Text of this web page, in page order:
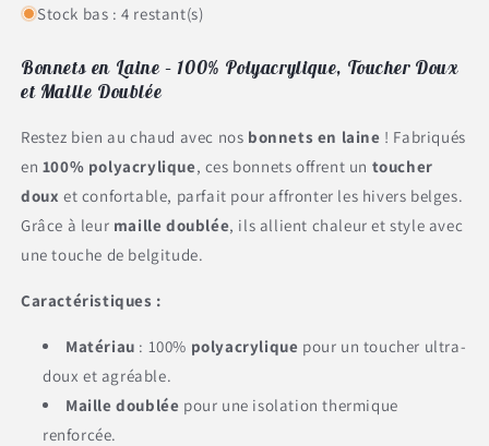
Stock bas : 4 restant(s)
Bonnets en Laine – 100% Polyacrylique, Toucher Doux
et Maille Doublée
Restez bien au chaud avec nos bonnets en laine ! Fabriqués
en 100% polyacrylique, ces bonnets offrent un toucher
doux et confortable, parfait pour affronter les hivers belges.
Grâce à leur maille doublée, ils allient chaleur et style avec
une touche de belgitude.
Caractéristiques :
Matériau : 100% polyacrylique pour un toucher ultra-
doux et agréable.
Maille doublée pour une isolation thermique
renforcée.